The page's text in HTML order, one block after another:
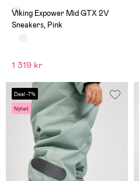
(4)
Viking Expower Mid GTX 2V
Sneakers, Pink
1 319 kr
Deal -7%
Nyhet